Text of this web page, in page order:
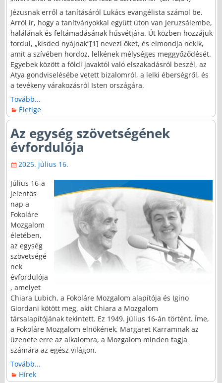
Jézusnak erről a tanításáról Lukács evangélista számol be.
Arról ír, hogy a tanítványokkal együtt úton van Jeruzsálembe,
halálának és feltámadásának húsvétjára. Út közben hozzájuk
fordul, „kisded nyájnak”[1] nevezi őket, és elmondja nekik,
amit a szívében hordoz, lelkének mélységes meggyőződését.
Egyebek között a földi javaktól való elszakadásról beszél, az
Atya gondviselésébe vetett bizalomról, a lelki éberségről, és
a tevékeny várakozásról Isten országára.
Tovább...
Életige
Az egység szövetségének
évfordulója
2025. július 16.
Július 16-a
jelentős
nap a
Fokoláre
Mozgalom
életében,
az egység
szövetségé
nek
évfordulója
, amelyet
Chiara Lubich, a Fokoláre Mozgalom alapítója és Igino
Giordani kötött meg, akit Chiara a Mozgalom
társalapítójának tekintett. Ez 1949. július 16-án történt. Íme,
a Fokoláre Mozgalom elnökének, Margaret Karramnak az
üzenete erre az alkalomra, a Mozgalom minden tagja
számára az egész világon.
Tovább...
Hírek